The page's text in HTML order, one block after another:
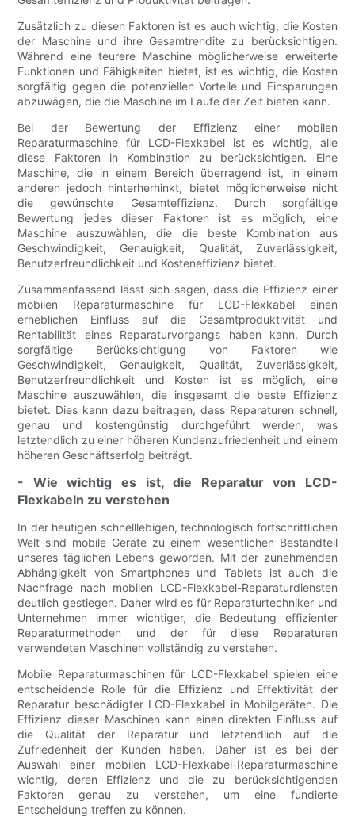
Zusätzlich zu diesen Faktoren ist es auch wichtig, die Kosten
der Maschine und ihre Gesamtrendite zu berücksichtigen.
Während eine teurere Maschine möglicherweise erweiterte
Funktionen und Fähigkeiten bietet, ist es wichtig, die Kosten
sorgfältig gegen die potenziellen Vorteile und Einsparungen
abzuwägen, die die Maschine im Laufe der Zeit bieten kann.
Bei der Bewertung der Effizienz einer mobilen
Reparaturmaschine für LCD-Flexkabel ist es wichtig, alle
diese Faktoren in Kombination zu berücksichtigen. Eine
Maschine, die in einem Bereich überragend ist, in einem
anderen jedoch hinterherhinkt, bietet möglicherweise nicht
die gewünschte Gesamteffizienz. Durch sorgfältige
Bewertung jedes dieser Faktoren ist es möglich, eine
Maschine auszuwählen, die die beste Kombination aus
Geschwindigkeit, Genauigkeit, Qualität, Zuverlässigkeit,
Benutzerfreundlichkeit und Kosteneffizienz bietet.
Zusammenfassend lässt sich sagen, dass die Effizienz einer
mobilen Reparaturmaschine für LCD-Flexkabel einen
erheblichen Einfluss auf die Gesamtproduktivität und
Rentabilität eines Reparaturvorgangs haben kann. Durch
sorgfältige Berücksichtigung von Faktoren wie
Geschwindigkeit, Genauigkeit, Qualität, Zuverlässigkeit,
Benutzerfreundlichkeit und Kosten ist es möglich, eine
Maschine auszuwählen, die insgesamt die beste Effizienz
bietet. Dies kann dazu beitragen, dass Reparaturen schnell,
genau und kostengünstig durchgeführt werden, was
letztendlich zu einer höheren Kundenzufriedenheit und einem
höheren Geschäftserfolg beiträgt.
- Wie wichtig es ist, die Reparatur von LCD-
Flexkabeln zu verstehen
In der heutigen schnelllebigen, technologisch fortschrittlichen
Welt sind mobile Geräte zu einem wesentlichen Bestandteil
unseres täglichen Lebens geworden. Mit der zunehmenden
Abhängigkeit von Smartphones und Tablets ist auch die
Nachfrage nach mobilen LCD-Flexkabel-Reparaturdiensten
deutlich gestiegen. Daher wird es für Reparaturtechniker und
Unternehmen immer wichtiger, die Bedeutung effizienter
Reparaturmethoden und der für diese Reparaturen
verwendeten Maschinen vollständig zu verstehen.
Mobile Reparaturmaschinen für LCD-Flexkabel spielen eine
entscheidende Rolle für die Effizienz und Effektivität der
Reparatur beschädigter LCD-Flexkabel in Mobilgeräten. Die
Effizienz dieser Maschinen kann einen direkten Einfluss auf
die Qualität der Reparatur und letztendlich auf die
Zufriedenheit der Kunden haben. Daher ist es bei der
Auswahl einer mobilen LCD-Flexkabel-Reparaturmaschine
wichtig, deren Effizienz und die zu berücksichtigenden
Faktoren genau zu verstehen, um eine fundierte
Entscheidung treffen zu können.